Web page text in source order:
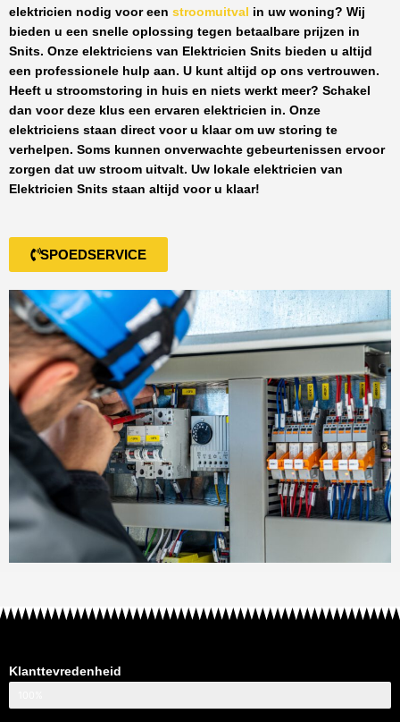
elektricien nodig voor een stroomuitval in uw woning? Wij
bieden u een snelle oplossing tegen betaalbare prijzen in
Snits. Onze elektriciens van Elektricien Snits bieden u altijd
een professionele hulp aan. U kunt altijd op ons vertrouwen.
Heeft u stroomstoring in huis en niets werkt meer? Schakel
dan voor deze klus een ervaren elektricien in. Onze
elektriciens staan direct voor u klaar om uw storing te
verhelpen. Soms kunnen onverwachte gebeurtenissen ervoor
zorgen dat uw stroom uitvalt. Uw lokale elektricien van
Elektricien Snits staan altijd voor u klaar!
SPOEDSERVICE
Klanttevredenheid